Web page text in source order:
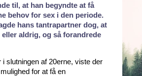
til, at han begyndte at få
behov for sex i den periode.
hans tantrapartner dog, at
eller aldrig, og så forandrede
i slutningen af 20erne, viste der
for at få en